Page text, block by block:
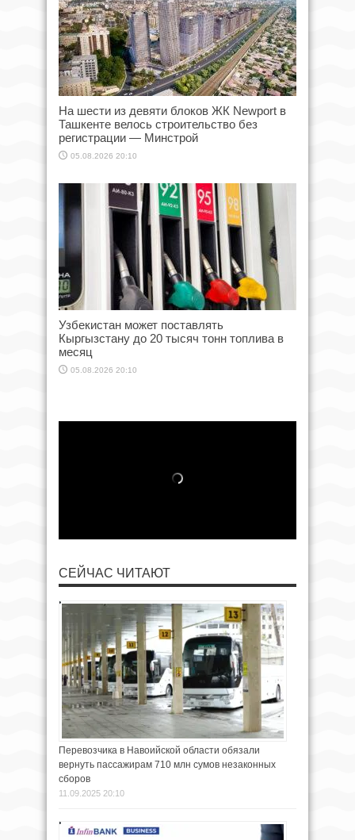
На шести из девяти блоков ЖК Newport в
Ташкенте велось строительство без
регистрации — Минстрой
05.08.2026 20:10
Узбекистан может поставлять
Кыргызстану до 20 тысяч тонн топлива в
месяц
05.08.2026 20:10
СЕЙЧАС ЧИТАЮТ
Перевозчика в Навоийской области обязали
вернуть пассажирам 710 млн сумов незаконных
сборов
11.09.2025 20:10